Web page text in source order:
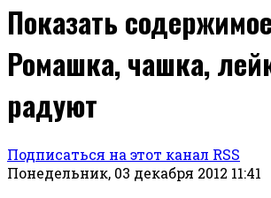
Показать
Ромашка, чашка,
радуют
Подписаться на этот канал RSS
Понедельник, 03 декабря 2012 11:41